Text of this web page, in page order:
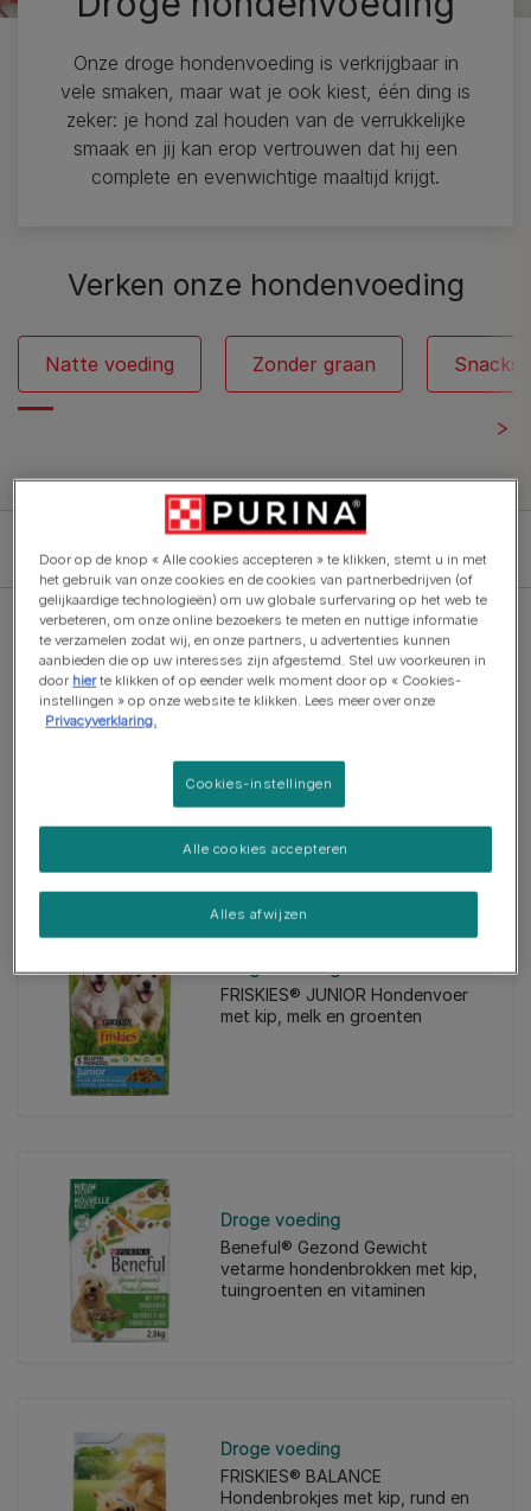
Onze droge hondenvoeding is verkrijgbaar in
vele smaken, maar wat je ook kiest, één ding is
zeker: je hond zal houden van de verrukkelijke
smaak en jij kan erop vertrouwen dat hij een
complete en evenwichtige maaltijd krijgt.
Verken onze hondenvoeding
Natte voeding Zonder graan Snacks
Bekijk alle hondenvoeding
Filter
met rund, tuingroenten en
Droge voeding
FRISKIES® JUNIOR Hondenvoer
met kip, melk en groenten
Droge voeding
Beneful® Gezond Gewicht
vetarme hondenbrokken met kip,
tuingroenten en vitaminen
Droge voeding
FRISKIES® BALANCE
Hondenbrokjes met kip, rund en
Door op de knop « Alle cookies accepteren » te klikken, stemt u in met
het gebruik van onze cookies en de cookies van partnerbedrijven (of
gelijkaardige technologieën) om uw globale surfervaring op het web te
verbeteren, om onze online bezoekers te meten en nuttige informatie
te verzamelen zodat wij, en onze partners, u advertenties kunnen
aanbieden die op uw interesses zijn afgestemd. Stel uw voorkeuren in
door hierte klikken of op eender welk moment door op « Cookies-
instellingen » op onze website te klikken. Lees meer over onze
Privacyverklaring.
Cookies-instellingen
Alles afwijzen
Alle cookies accepteren